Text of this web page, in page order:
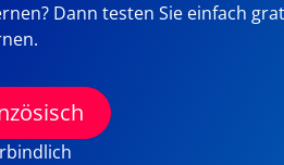
Dann testen Sie einfach